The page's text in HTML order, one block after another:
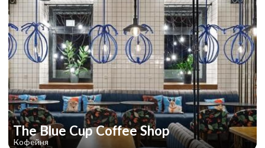
The Blue Cup Coffee Shop
Кофейня